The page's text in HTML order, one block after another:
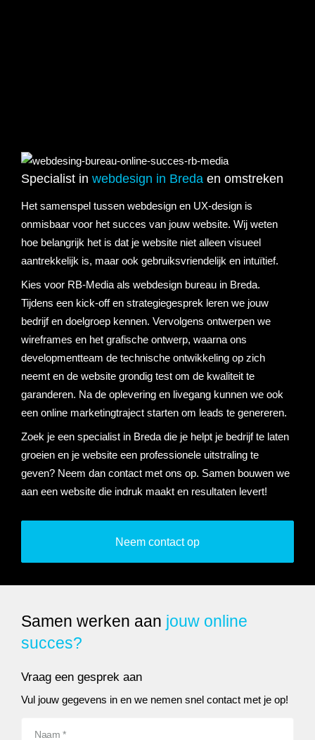
Specialist in webdesign in Breda en omstreken
Het samenspel tussen webdesign en UX-design is
onmisbaar voor het succes van jouw website. Wij weten
hoe belangrijk het is dat je website niet alleen visueel
aantrekkelijk is, maar ook gebruiksvriendelijk en intuïtief.
Kies voor RB-Media als webdesign bureau in Breda.
Tijdens een kick-off en strategiegesprek leren we jouw
bedrijf en doelgroep kennen. Vervolgens ontwerpen we
wireframes en het grafische ontwerp, waarna ons
developmentteam de technische ontwikkeling op zich
neemt en de website grondig test om de kwaliteit te
garanderen. Na de oplevering en livegang kunnen we ook
een online marketingtraject starten om leads te genereren.
Zoek je een specialist in Breda die je helpt je bedrijf te laten
groeien en je website een professionele uitstraling te
geven? Neem dan contact met ons op. Samen bouwen we
aan een website die indruk maakt en resultaten levert!
Neem contact op
Samen werken aan jouw online
succes?
Vraag een gesprek aan
Vul jouw gegevens in en we nemen snel contact met je op!